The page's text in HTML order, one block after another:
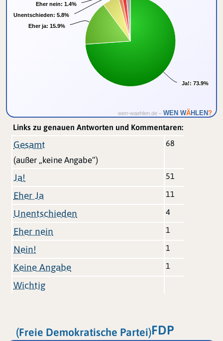
Ja!: 73.9%
Ja!: 73.9%
Eher ja: 15.9%
Eher ja: 15.9%
Unentschieden: 5.8%
Unentschieden: 5.8%
Eher nein: 1.4%
Eher nein: 1.4%
wen-waehlen.de – WEN WÄHLEN?
Links zu genauen Antworten und Kommentaren:
Gesamt
(außer „keine Angabe“)
68
Ja! 51
Eher Ja 11
Unentschieden 4
Eher nein 1
Nein! 1
Keine Angabe 1
Wichtig
FDP
(Freie Demokratische Partei)